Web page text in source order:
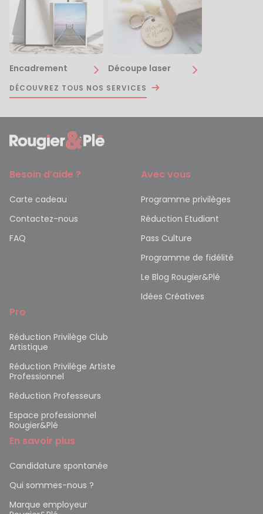
Encadrement Découpe laser
DÉCOUVREZ TOUS NOS SERVICES
Besoin d’aide ?
Carte cadeau
Contactez-nous
FAQ
Avec vous
Programme privilèges
Réduction Etudiant
Pass Culture
Programme de fidélité
Le Blog Rougier&Plé
Idées Créatives
Pro
Réduction Privilège Club
Artistique
Réduction Privilège Artiste
Professionnel
Réduction Professeurs
Espace professionnel
Rougier&Plé
En savoir plus
Candidature spontanée
Qui sommes-nous ?
Marque employeur